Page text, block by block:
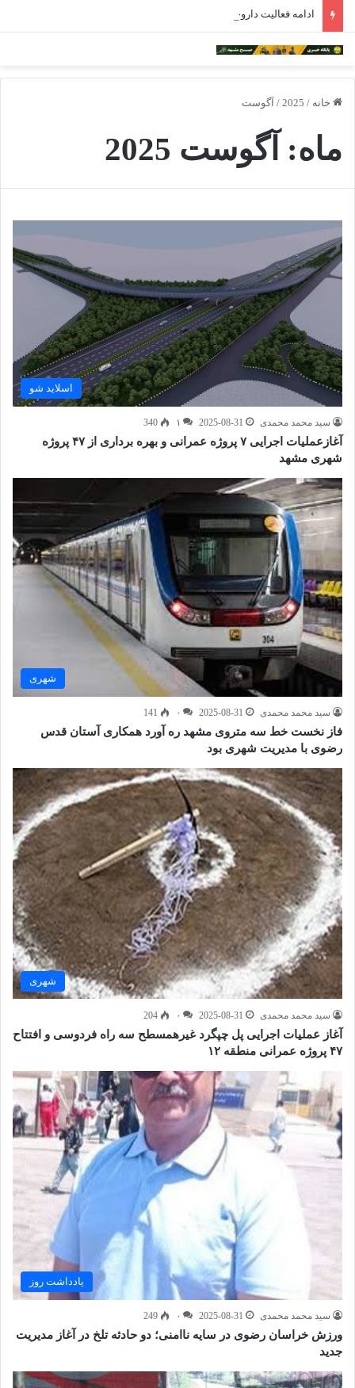
خانه /
2025
/ آگوست
ماه: آگوست 2025
اسلاید شو
سید محمد محمدی 2025-08-31 ۱ 340
آغازعملیات اجرایی ۷ پروژه عمرانی و بهره برداری از ۴۷ پروژه
شهری مشهد
شهری
سید محمد محمدی 2025-08-31 ۰ 141
فاز نخست خط سه متروی مشهد ره آورد همکاری آستان قدس
رضوی با مدیریت شهری بود
شهری
سید محمد محمدی 2025-08-31 ۰ 204
آغاز عملیات اجرایی پل چپگرد غیرهمسطح سه راه فردوسی و افتتاح
۴۷ پروژه عمرانی منطقه ۱۲
یادداشت روز
سید محمد محمدی 2025-08-31 ۰ 249
ورزش خراسان رضوی در سایه ناامنی؛ دو حادثه تلخ در آغاز مدیریت
جدید